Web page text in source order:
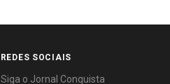
REDES SOCIAIS
Siga o Jornal Conquista